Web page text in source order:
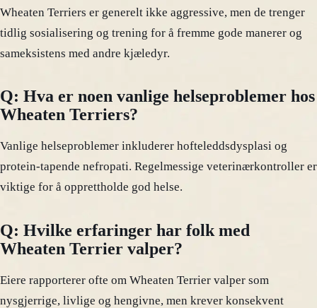
Wheaten Terriers er generelt ikke aggressive, men de trenger
tidlig sosialisering og trening for å fremme gode manerer og
sameksistens med andre kjæledyr.
Q: Hva er noen vanlige helseproblemer hos
Wheaten Terriers?
Vanlige helseproblemer inkluderer hofteleddsdysplasi og
protein-tapende nefropati. Regelmessige veterinærkontroller er
viktige for å opprettholde god helse.
Q: Hvilke erfaringer har folk med
Wheaten Terrier valper?
Eiere rapporterer ofte om Wheaten Terrier valper som
nysgjerrige, livlige og hengivne, men krever konsekvent